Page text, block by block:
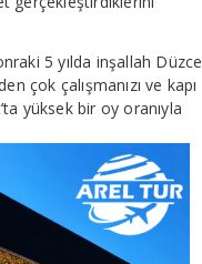
5 yılda inşallah Düzce
çok çalışmanızı ve kapı
yüksek bir oy oranıyla